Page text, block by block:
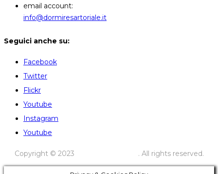
email account:
info@dormiresartoriale.it
Seguici anche su:
Facebook
Twitter
Flickr
Youtube
Instagram
Youtube
Copyright © 2023 . All rights reserved.